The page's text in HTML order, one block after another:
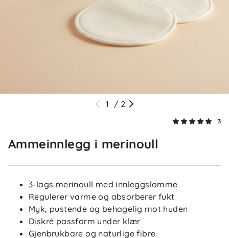
1 / 2
3
Ammeinnlegg i merinoull
3-lags merinoull med innleggslomme
Regulerer varme og absorberer fukt
Myk, pustende og behagelig mot huden
Diskré passform under klær
Gjenbrukbare og naturlige fibre
5.0
5
4
3